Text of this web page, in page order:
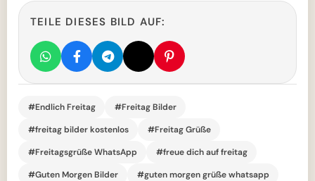
TEILE DIESES BILD AUF:
#Endlich Freitag
#Freitag Bilder
#freitag bilder kostenlos
#Freitag Grüße
#Freitagsgrüße WhatsApp
#freue dich auf freitag
#Guten Morgen Bilder
#guten morgen grüße whatsapp